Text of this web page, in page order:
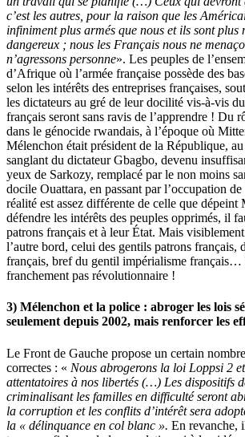
c’est les autres, pour la raison que les
infiniment plus armés que nous et ils sont plus
dangereux ; nous les Français nous ne
n’agressons personne». Les peuples de
d’Afrique où l’armée française possède des
selon les intérêts des entreprises françaises,
les dictateurs au gré de leur docilité vis-à-vis
français seront sans ravis de l’apprendre ! Du
dans le génocide rwandais, à l’époque où
Mélenchon était président de la République,
sanglant du dictateur Gbagbo, devenu
yeux de Sarkozy, remplacé par le non moins
docile Ouattara, en passant par l’occupation
réalité est assez différente de celle que dépeint
défendre les intérêts des peuples opprimés, il
patrons français et à leur État. Mais
l’autre bord, celui des gentils patrons français,
français, bref du gentil impérialisme français…
franchement pas révolutionnaire !
3) Mélenchon et la police : abroger les lois
seulement depuis 2002, mais renforcer les
Le Front de Gauche propose un certain
correctes : « Nous abrogerons la loi Loppsi 2
attentatoires à nos libertés (…) Les dispositifs
criminalisant les familles en difficulté seront
la corruption et les conflits d’intérêt sera
la « délinquance en col blanc ». En revanche,